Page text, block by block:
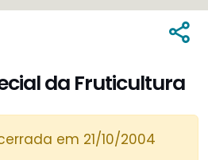
da Fruticultura
em 21/10/2004